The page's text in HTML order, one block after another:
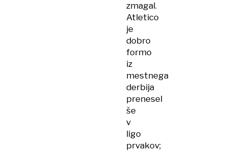
zmagal.
Atletico
je
dobro
formo
iz
mestnega
derbija
prenesel
še
v
ligo
prvakov;